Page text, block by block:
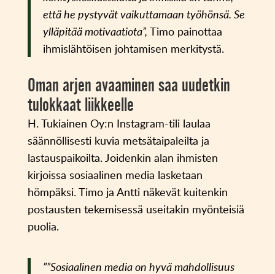
että he pystyvät vaikuttamaan työhönsä. Se
ylläpitää motivaatiota”, Timo painottaa
ihmislähtöisen johtamisen merkitystä.
Oman arjen avaaminen saa uudetkin
tulokkaat liikkeelle
H. Tukiainen Oy:n Instagram-tili laulaa
säännöllisesti kuvia metsätaipaleilta ja
lastauspaikoilta. Joidenkin alan ihmisten
kirjoissa sosiaalinen media lasketaan
hömpäksi. Timo ja Antti näkevät kuitenkin
postausten tekemisessä useitakin myönteisiä
puolia.
””Sosiaalinen media on hyvä mahdollisuus